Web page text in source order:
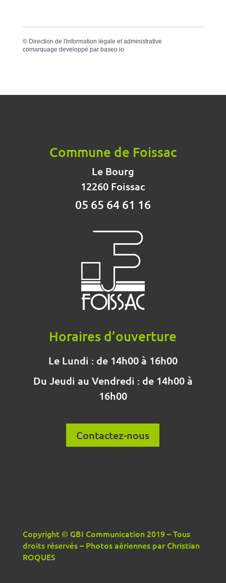
© Direction de l'information légale et administrative
comarquage developpé par baseo.io
Commune de Foissac
Le Bourg
12260 Foissac
05 65 64 61 16
Horaires d’ouverture
Le Lundi : de 14h00 à 16h00
Du Jeudi au Vendredi : de 14h00 à
16h00
Contactez-nous
Copyright © GBI Communication 2019 – Tous
droits réservés – Photos aériennes par Christian
ROQUES